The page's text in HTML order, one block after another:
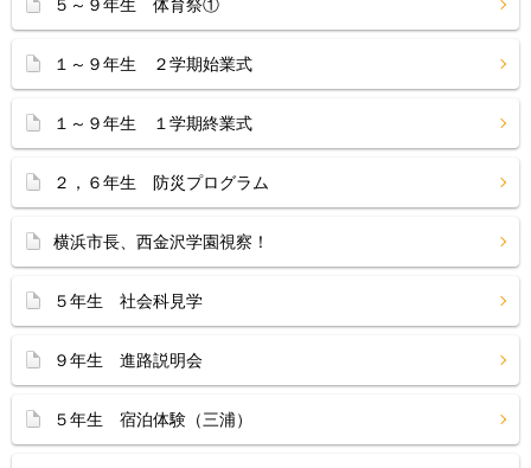
５～９年生 体育祭①
１～９年生 ２学期始業式
１～９年生 １学期終業式
２，６年生 防災プログラム
横浜市長、西金沢学園視察！
５年生 社会科見学
９年生 進路説明会
５年生 宿泊体験（三浦）